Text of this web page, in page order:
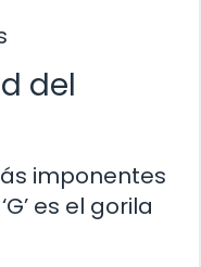
del
imponentes
es el gorila